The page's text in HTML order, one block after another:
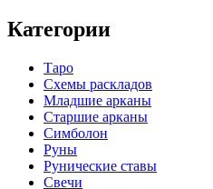
Категории
Таро
Схемы раскладов
Младшие арканы
Старшие арканы
Симболон
Руны
Рунические ставы
Свечи